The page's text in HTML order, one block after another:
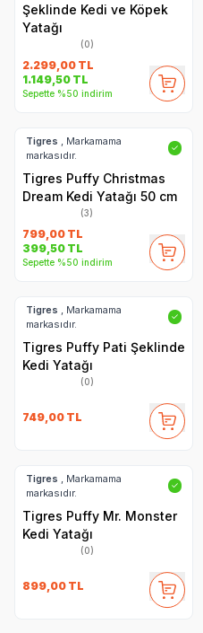
Şeklinde Kedi ve Köpek
Yatağı
(0)
2.299,00 TL
1.149,50 TL
Sepette %50 indirim
Tigres
, Markamama
markasıdır.
✓
Tigres Puffy Christmas
Dream Kedi Yatağı 50 cm
(3)
799,00 TL
399,50 TL
Sepette %50 indirim
Tigres
, Markamama
markasıdır.
✓
Tigres Puffy Pati Şeklinde
Kedi Yatağı
(0)
749,00 TL
Tigres
, Markamama
markasıdır.
✓
Tigres Puffy Mr. Monster
Kedi Yatağı
(0)
899,00 TL